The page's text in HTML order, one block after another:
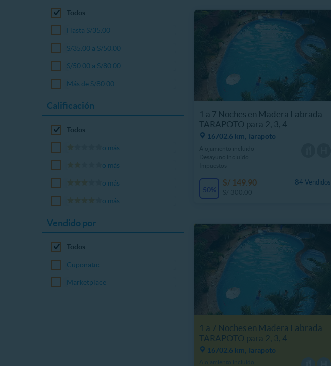
Todos
Hasta S/35.00
S/35.00 a S/50.00
S/50.00 a S/80.00
Más de S/80.00
Calificación
Todos
o más
o más
o más
o más
Vendido por
Todos
Cuponatic
Marketplace
1 a 7 Noches en Madera Labrada
TARAPOTO para 2, 3, 4
16702.6 km, Tarapoto
50%
84 Vendidos
S/ 149.90
1 a 7 Noches en Madera Labrada
TARAPOTO para 2, 3, 4
16702.6 km, Tarapoto